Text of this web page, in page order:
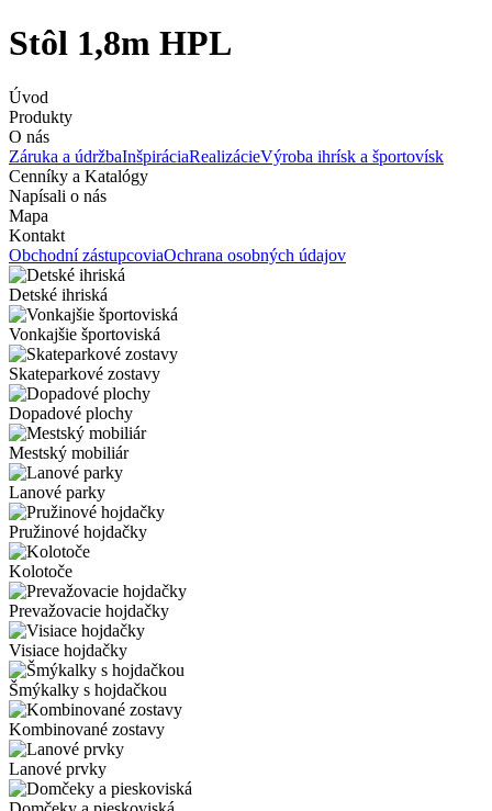
Stôl 1,8m HPL
Úvod
Produkty
O nás
Záruka a údržbaInšpiráciaRealizácieVýroba ihrísk a športovísk
Cenníky a Katalógy
Napísali o nás
Mapa
Kontakt
Obchodní zástupcoviaOchrana osobných údajov
Detské ihriská
Vonkajšie športoviská
Skateparkové zostavy
Dopadové plochy
Mestský mobiliár
Lanové parky
Pružinové hojdačky
Kolotoče
Prevažovacie hojdačky
Visiace hojdačky
Šmýkalky s hojdačkou
Kombinované zostavy
Lanové prvky